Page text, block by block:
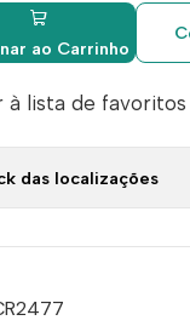
ao Carrinho
à lista de favoritos
das localizações